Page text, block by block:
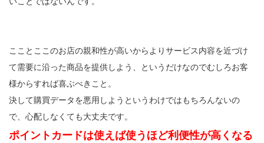
こことここのお店の親和性が高いからよりサービス内容を近づけ
て需要に沿った商品を提供しよう、というだけなのでむしろお客
様からすれば喜ぶべきこと。
決して購買データを悪用しようというわけではもちろんないの
で、心配しなくても大丈夫です。
ポイントカードは使えば使うほど利便性が高くなる